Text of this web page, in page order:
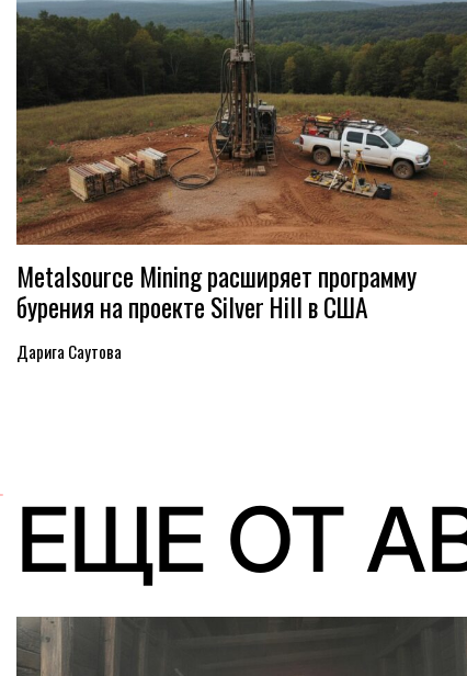
Metalsource Mining расширяет программу
бурения на проекте Silver Hill в США
Дарига Саутова
ЕЩЕ ОТ